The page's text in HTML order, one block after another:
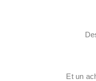
Et un